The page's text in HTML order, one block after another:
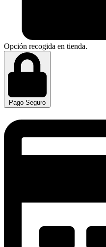
Opción recogida en tienda.
Pago Seguro